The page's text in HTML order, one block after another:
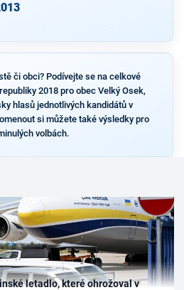
či obci? Podívejte se na celkové
2018 pro obec Velký Osek,
hlasů jednotlivých kandidátů v
si můžete také výsledky pro
volbách.
letadlo, které ohrožoval v